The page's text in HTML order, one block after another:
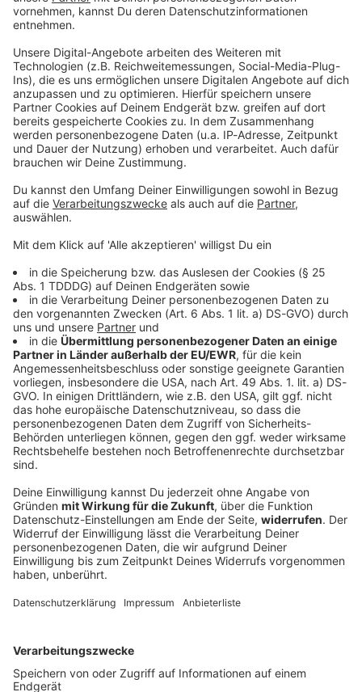
Radio-App für iOS (Apple)
Ø 4.8
12610 Bewertungen
Radio-App für Android
Ø 4.7
21484 Bewertungen
Keep on rocking!
ANTENNE Bayern Rock-Newsletter. Ob Musiknews,
Interviews, Quizspaß oder unsere neuesten Aktionen -
wir informieren dich.
Zum Newsletter anmelden